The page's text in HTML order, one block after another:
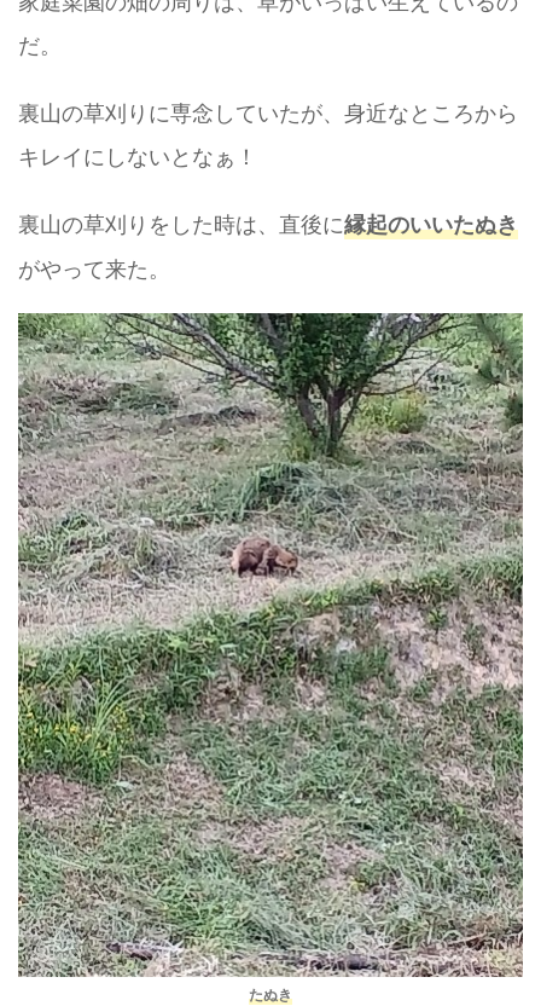
だ。
裏山の草刈りに専念していたが、身近なところから
キレイにしないとなぁ！
裏山の草刈りをした時は、直後に縁起のいいたぬき
がやって来た。
たぬき